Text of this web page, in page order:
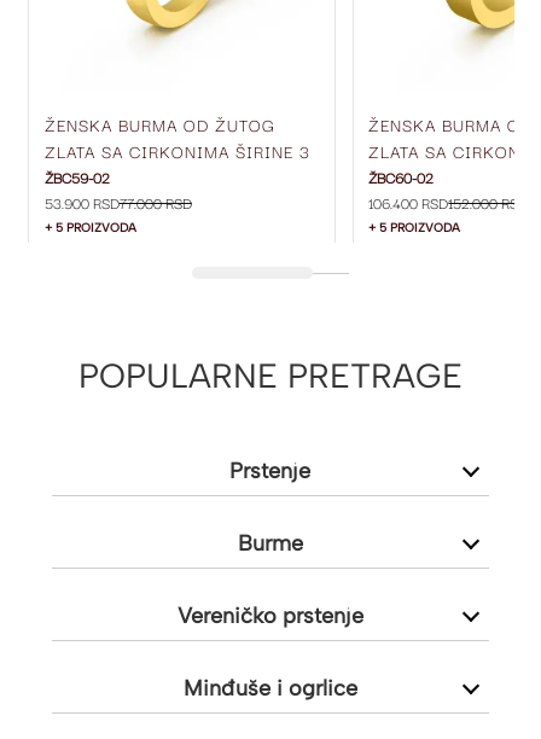
ŽENSKA BURMA OD ŽUTOG
ZLATA SA CIRKONIMA ŠIRINE 3
MM ŽBC59-02
ŽBC59-02
53.900 RSD77.000 RSD
+ 5 PROIZVODA
ŽENSKA BURMA OD
ZLATA SA
MM ŽBC60-02
ŽBC60-02
106.400 RSD152.000 RSD
+ 5 PROIZVODA
POPULARNE PRETRAGE
Prstenje
Burme
Vereničko prstenje
Minđuše i ogrlice